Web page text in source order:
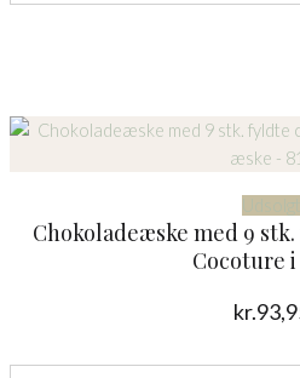
Udsolgt
Chokoladeæske med 9
Cocoture i
kr.